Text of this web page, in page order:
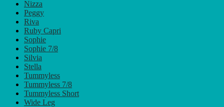
Nizza
Peggy
Riva
Ruby Capri
Sophie
Sophie 7/8
Silvia
Stella
Tummyless
Tummyless 7/8
Tummyless Short
Wide Leg